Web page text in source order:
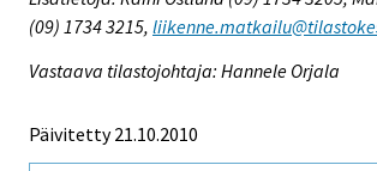
(09) 1734 3215,
Vastaava tilastojohtaja: Hannele Orjala
Päivitetty 21.10.2010